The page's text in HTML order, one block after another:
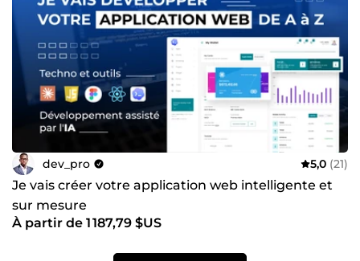
dev_pro 5,0 (21)
Je vais créer votre application web intelligente et
sur mesure
À partir de 1 187,79 $US